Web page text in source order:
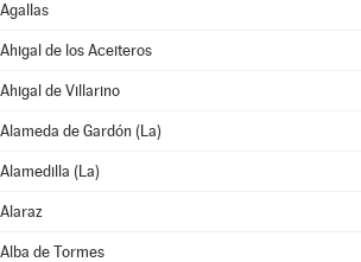
Agallas
Ahigal de los Aceiteros
Ahigal de Villarino
Alameda de Gardón (La)
Alamedilla (La)
Alaraz
Alba de Tormes